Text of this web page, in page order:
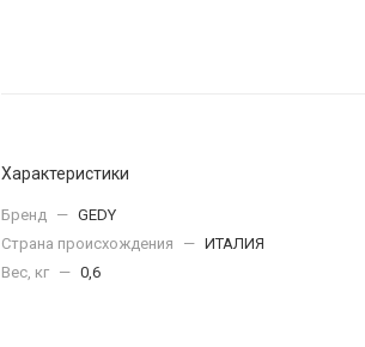
Характеристики
Бренд — GEDY
Страна происхождения
— ИТАЛИЯ
Вес, кг — 0,6